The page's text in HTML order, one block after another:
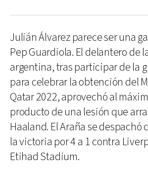
Julián Álvarez parece ser una
Pep Guardiola. El delantero de
argentina, tras participar de la
para celebrar la obtención del
Qatar 2022, aprovechó al
producto de una lesión que
Haaland. El Araña se despachó
la victoria por 4 a 1 contra
Etihad Stadium.